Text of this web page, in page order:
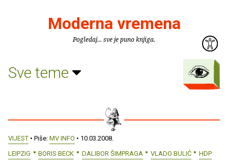
Moderna vremena
Pogledaj... sve je puno knjiga.
Sve teme
VIJEST • Piše: MV INFO • 10.03.2008.
LEIPZIG
BORIS BECK DALIBOR ŠIMPRAGA VLADO BULIĆ HDP